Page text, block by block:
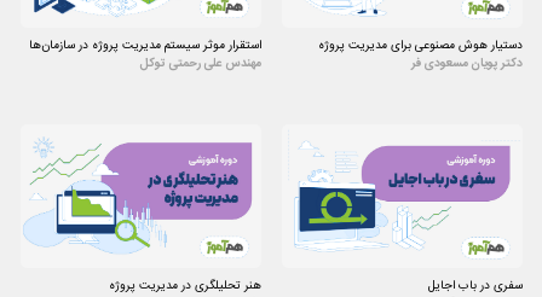
دستیار هوش مصنوعی برای مدیریت پروژه
دکتر پویان مسعودی فر
استقرار موثر سیستم مدیریت پروژه در سازمان‌ها
مهندس علی رحمتی توکل
سفری در باب اجایل
هنر تحلیلگری در مدیریت پروژه